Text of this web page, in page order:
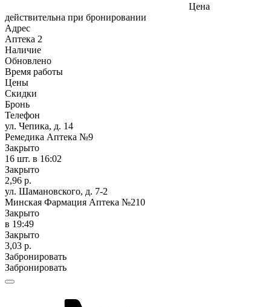
Цена
действительна при бронировании
Адрес
Аптека 2
Наличие
Обновлено
Время работы
Цены
Скидки
Бронь
Телефон
ул. Чепика, д. 14
Ремедика Аптека №9
Закрыто
16 шт. в 16:02
Закрыто
2,96 р.
ул. Шамановского, д. 7-2
Минская Фармация Аптека №210
Закрыто
в 19:49
Закрыто
3,03 р.
Забронировать
Забронировать